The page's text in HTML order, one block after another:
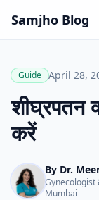
Samjho Blog
Guide April 28,
शीघ्रपतन
करें
By Dr.
Gynecologist
Mumbai